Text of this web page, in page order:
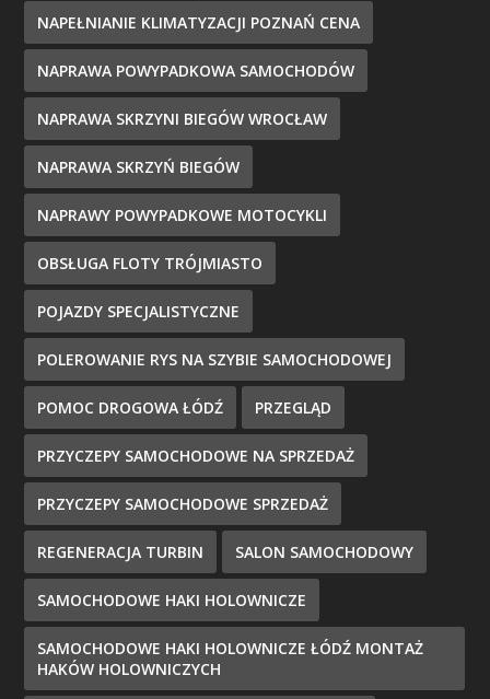
NAPEŁNIANIE KLIMATYZACJI POZNAŃ CENA
NAPRAWA POWYPADKOWA SAMOCHODÓW
NAPRAWA SKRZYNI BIEGÓW WROCŁAW
NAPRAWA SKRZYŃ BIEGÓW
NAPRAWY POWYPADKOWE MOTOCYKLI
OBSŁUGA FLOTY TRÓJMIASTO
POJAZDY SPECJALISTYCZNE
POLEROWANIE RYS NA SZYBIE SAMOCHODOWEJ
POMOC DROGOWA ŁÓDŹ PRZEGLĄD
PRZYCZEPY SAMOCHODOWE NA SPRZEDAŻ
PRZYCZEPY SAMOCHODOWE SPRZEDAŻ
REGENERACJA TURBIN SALON SAMOCHODOWY
SAMOCHODOWE HAKI HOLOWNICZE
SAMOCHODOWE HAKI HOLOWNICZE ŁÓDŹ MONTAŻ
HAKÓW HOLOWNICZYCH